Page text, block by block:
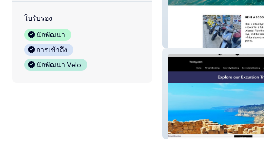
ใบรับรอง
นักพัฒนา
การเข้าถึง
นักพัฒนา Velo
Book Ksamil
TaxiCy.com